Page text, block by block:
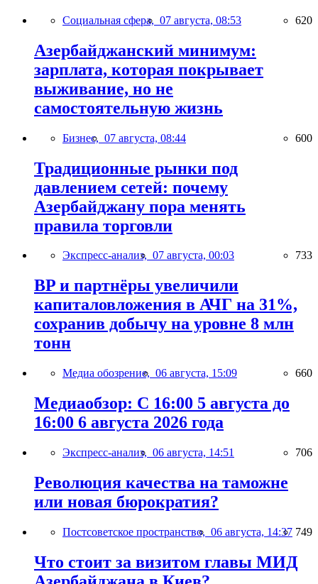
Социальная сфера, 07 августа, 08:53 620
Азербайджанский минимум:
зарплата, которая покрывает
выживание, но не
самостоятельную жизнь
Бизнес, 07 августа, 08:44 600
Традиционные рынки под
давлением сетей: почему
Азербайджану пора менять
правила торговли
Экспресс-анализ, 07 августа, 00:03 733
BP и партнёры увеличили
капиталовложения в АЧГ на 31%,
сохранив добычу на уровне 8 млн
тонн
Медиа обозрение, 06 августа, 15:09 660
Медиаобзор: С 16:00 5 августа до
16:00 6 августа 2026 года
Экспресс-анализ, 06 августа, 14:51 706
Революция качества на таможне
или новая бюрократия?
Постсоветское пространство, 06 августа, 14:37 749
Что стоит за визитом главы МИД